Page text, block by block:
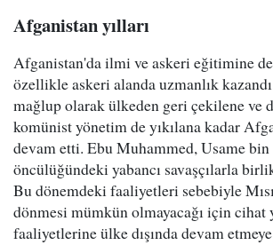
Afganistan yılları
Afganistan'da ilmi ve askeri eğitimine
özellikle askeri alanda uzmanlık
mağlup olarak ülkeden geri çekilene ve
komünist yönetim de yıkılana kadar
devam etti. Ebu Muhammed, Usame
öncülüğündeki yabancı savaşçılarla
Bu dönemdeki faaliyetleri sebebiyle
dönmesi mümkün olmayacağı için cihat
faaliyetlerine ülke dışında devam